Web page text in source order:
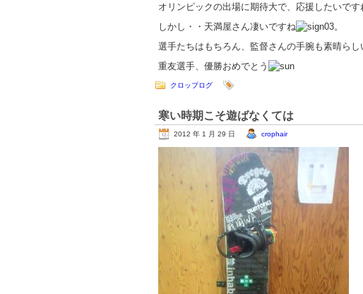
オリンピックの出場に期待大で、応援したいです
しかし・・天満屋さん凄いですね
。
選手たちはもちろん、監督さんの手腕も素晴らし
重友選手、優勝おめでとう
クロップログ
寒い時期こそ遊ばなくては
2012 年 1 月 29 日 crophair